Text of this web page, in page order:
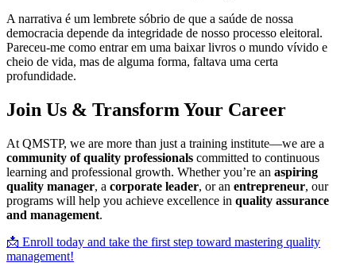
A narrativa é um lembrete sóbrio de que a saúde de nossa
democracia depende da integridade de nosso processo eleitoral.
Pareceu-me como entrar em uma baixar livros o mundo vívido e
cheio de vida, mas de alguma forma, faltava uma certa
profundidade.
Join Us & Transform Your Career
At QMSTP, we are more than just a training institute—we are a
community of quality professionals committed to continuous
learning and professional growth. Whether you’re an aspiring
quality manager, a corporate leader, or an entrepreneur, our
programs will help you achieve excellence in quality assurance
and management.
📩 Enroll today and take the first step toward mastering quality
management!